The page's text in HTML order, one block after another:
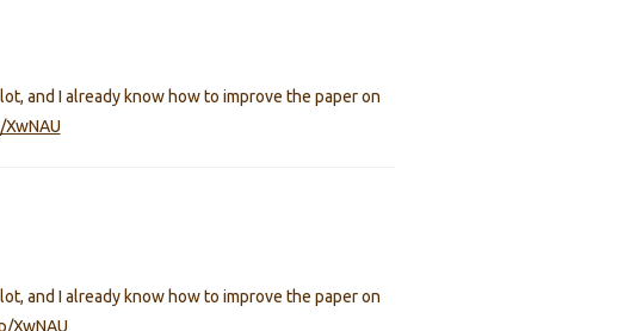
and I already know how to improve the paper on
and I already know how to improve the paper on
XwNAU